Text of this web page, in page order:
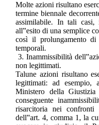
Molte azioni risultano
termine biennale
assimilabile. In tali casi,
all‟esito di una semplice
così il prolungamento
temporali.
3. Inammissibilità
non legittimati.
Talune azioni risultano
legittimati: ad esempio,
Ministero della
conseguente
risarcitoria nei
dell‟art. 4, comma 1, la